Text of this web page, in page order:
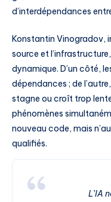
d’interdépendances
Konstantin Vinogradov,
source et
dynamique. D’un côté,
dépendances ; de
stagne ou croît trop
phénomènes
nouveau code, mais
qualifiés.
L’IA